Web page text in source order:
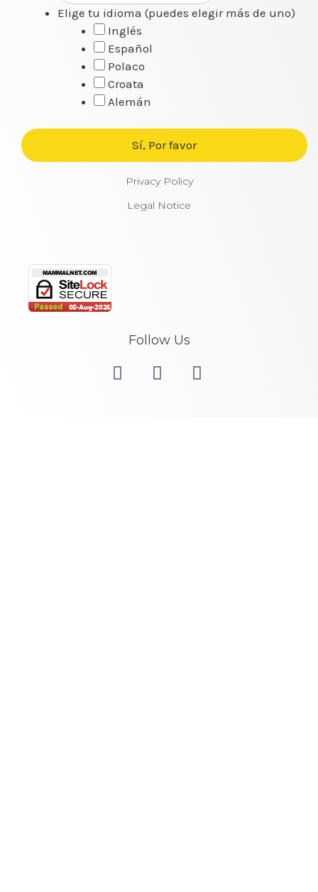
Follow Us
Elige tu idioma (puedes elegir más de uno)
Inglés
Español
Polaco
Croata
Alemán
Privacy Policy
Legal Notice